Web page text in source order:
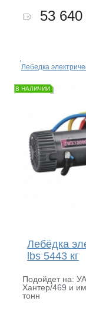
53 640
Лебедка
В НАЛИЧИИ
Лебёдка
lbs 5443 кг
Подойдет на:
Хантер/469 и
тонн